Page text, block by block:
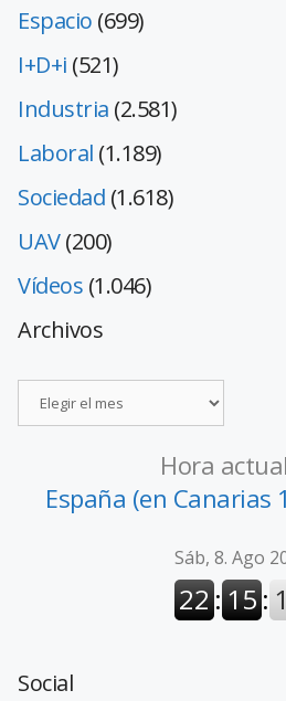
Espacio (699)
I+D+i (521)
Industria (2.581)
Laboral (1.189)
Sociedad (1.618)
UAV(200)
Vídeos (1.046)
Archivos
Hora
España (en Canarias
Social